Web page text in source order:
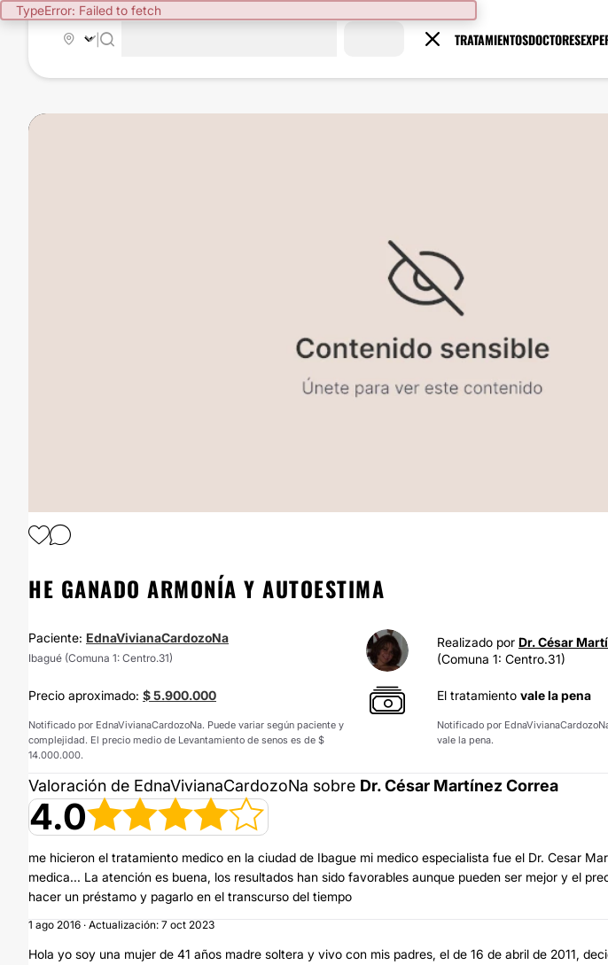
TypeError: Failed to fetch
TRATAMIENTOSDOCTORES
HE GANADO ARMONÍA Y AUTOESTIMA
Paciente: EdnaVivianaCardozoNa
Ibagué (Comuna 1: Centro.31)
Realizado por Dr. César
(Comuna 1: Centro.31)
Precio aproximado: $ 5.900.000
Notificado por EdnaVivianaCardozoNa. Puede variar según paciente y
complejidad. El precio medio de Levantamiento de senos es de $
14.000.000.
El tratamiento vale la pena
Notificado por
vale la pena.
Valoración de EdnaVivianaCardozoNa sobre Dr. César Martínez Correa
4.0
me hicieron el tratamiento medico en la ciudad de Ibague mi medico especialista fue el Dr. Cesar
medica... La atención es buena, los resultados han sido favorables aunque pueden ser mejor y el
hacer un préstamo y pagarlo en el transcurso del tiempo
1 ago 2016 · Actualización: 7 oct 2023
Hola yo soy una mujer de 41 años madre soltera y vivo con mis padres, el de 16 de abril de 2011,